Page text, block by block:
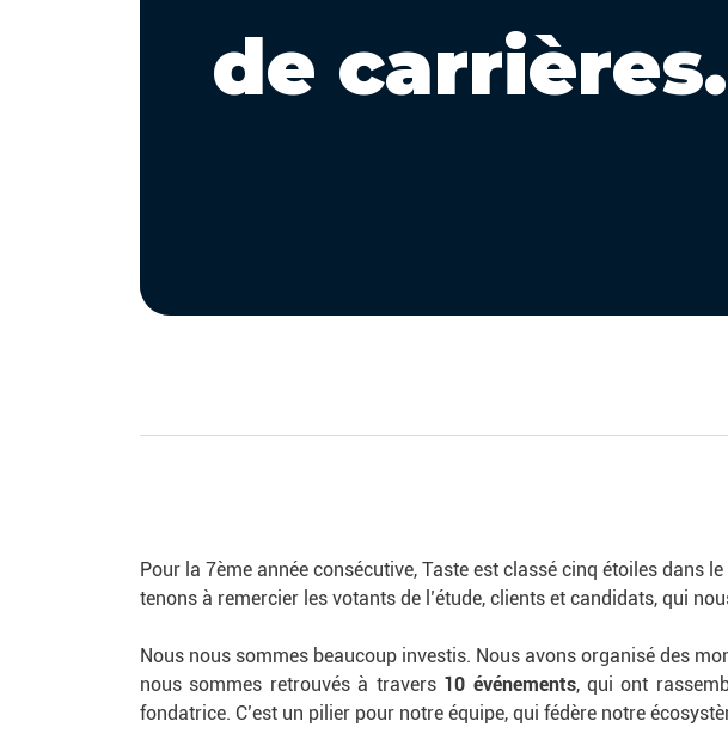
de carrières.
Pour la 7ème année consécutive, Taste est classé cinq étoiles dans
tenons à remercier les votants de l’étude, clients et candidats, qui
Nous nous sommes beaucoup investis. Nous avons organisé des
nous sommes retrouvés à travers 10 événements, qui ont
fondatrice. C’est un pilier pour notre équipe, qui fédère notre